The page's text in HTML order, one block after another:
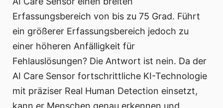
Erfassungsbereich von bis zu 75 Grad. Führt
ein größerer Erfassungsbereich jedoch zu
einer höheren Anfälligkeit für
Fehlauslösungen? Die Antwort ist nein. Da der
AI Care Sensor fortschrittliche KI-Technologie
mit präziser Real Human Detection einsetzt,